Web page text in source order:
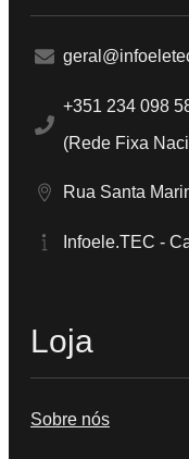
+351 234 098
(Rede Fixa
Rua Santa
Infoele.TEC -
Loja
Sobre nós